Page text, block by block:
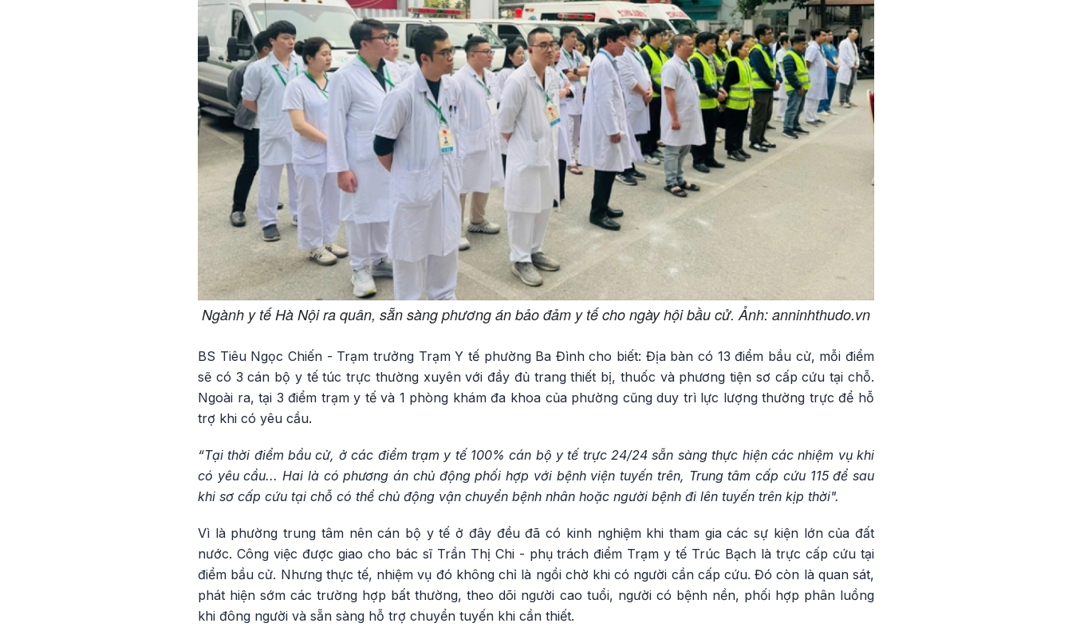
Ngành y tế Hà Nội ra quân, sẵn sàng phương án bảo đảm y tế cho ngày hội bầu cử. Ảnh: anninhthudo.vn
BS Tiêu Ngọc Chiến - Trạm trưởng Trạm Y tế phường Ba Đình cho biết: Địa bàn có 13 điểm bầu cử, mỗi điểm
sẽ có 3 cán bộ y tế túc trực thường xuyên với đầy đủ trang thiết bị, thuốc và phương tiện sơ cấp cứu tại chỗ.
Ngoài ra, tại 3 điểm trạm y tế và 1 phòng khám đa khoa của phường cũng duy trì lực lượng thường trực để hỗ
trợ khi có yêu cầu.
“Tại thời điểm bầu cử, ở các điểm trạm y tế 100% cán bộ y tế trực 24/24 sẵn sàng thực hiện các nhiệm vụ khi
có yêu cầu... Hai là có phương án chủ động phối hợp với bệnh viện tuyến trên, Trung tâm cấp cứu 115 để sau
khi sơ cấp cứu tại chỗ có thể chủ động vận chuyển bệnh nhân hoặc người bệnh đi lên tuyến trên kịp thời".
Vì là phường trung tâm nên cán bộ y tế ở đây đều đã có kinh nghiệm khi tham gia các sự kiện lớn của đất
nước. Công việc được giao cho bác sĩ Trần Thị Chi - phụ trách điểm Trạm y tế Trúc Bạch là trực cấp cứu tại
điểm bầu cử. Nhưng thực tế, nhiệm vụ đó không chỉ là ngồi chờ khi có người cần cấp cứu. Đó còn là quan sát,
phát hiện sớm các trường hợp bất thường, theo dõi người cao tuổi, người có bệnh nền, phối hợp phân luồng
khi đông người và sẵn sàng hỗ trợ chuyển tuyến khi cần thiết.